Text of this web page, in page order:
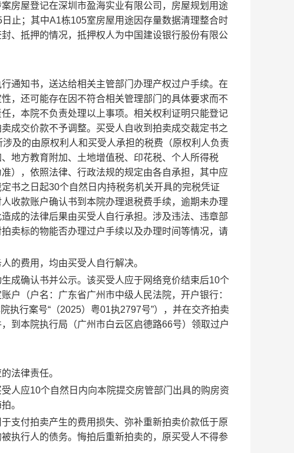
房屋登记在深圳市盈海实业有限公司，房屋规划用途
日止；其中A1栋105室房屋用途因存量数据清理整合时
、抵押的情况，抵押权人为中国建设银行股份有限公
通知书，送达给相关主管部门办理产权过户手续。在
，还可能存在因不符合相关管理部门的具体要求而不
，本院不负责处理以上事项。相关权利证明只能登记
成交价款不予调整。 买受人自收到拍卖成交裁定书之
及的由原权利人和买受人承担的税费（原权利人负责
地方教育附加、土地增值税、印花税、个人所得税
），依照法律、行政法规的规定由各自承担，其中应
书之日起30个自然日内持税务机关开具的完税凭证
收款账户确认书到本院办理退税费手续，逾期未办理
成的法律后果由买受人自行承担。 涉及违法、违章部
卖标的物能否办理过户手续以及办理时间等情况，请
的费用，均由买受人自行解决。
成确认书并公示。该买受人应于网络竞价结束后10个
户
（户名：广东省广州市中级人民法院，开户银行：
执行案号“ （2025）粤01执2797号”）， 并在交齐拍卖
到本院执行局（广州市白云区启德路66号）领取过户
法律责任。
人应10个自然日内向本院提交房管部门出具的购房资
。
支付拍卖产生的费用损失、弥补重新拍卖价款低于原
执行人的债务。悔拍后重新拍卖的，原买受人不得参